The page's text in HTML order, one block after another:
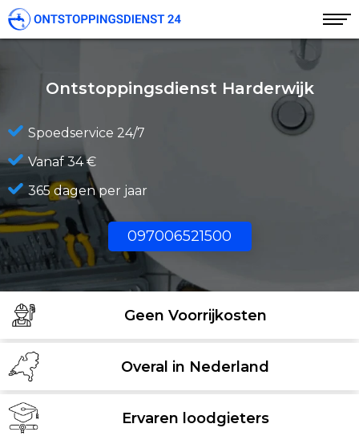
Ontstoppingsdienst Harderwijk
Spoedservice 24/7
Vanaf 34 €
365 dagen per jaar
097006521500
Geen Voorrijkosten
Overal in Nederland
Ervaren loodgieters